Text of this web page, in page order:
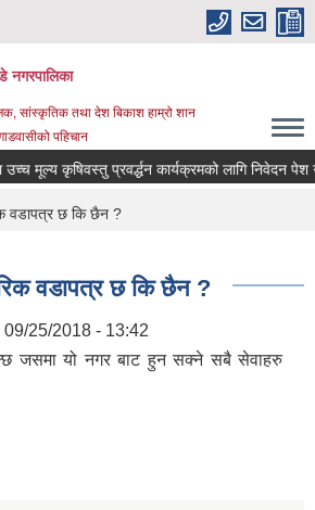
नगरपालिका
सांस्कृतिक तथा देश बिकाश हाम्रो शान
पहिचान
कृषिवस्तु प्रवर्द्धन कार्यक्रमको लागि निवेदन पेश गर्ने
वडापत्र छ कि छैन ?
वडापत्र छ कि छैन ?
09/25/2018 - 13:42
जसमा यो नगर बाट हुन सक्ने सबै सेवाहरु